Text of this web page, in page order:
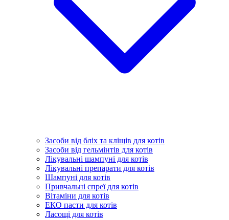
Засоби від бліх та кліщів для котів
Засоби від гельмінтів для котів
Лікувальні шампуні для котів
Лікувальні препарати для котів
Шампуні для котів
Привчальні спреї для котів
Вітаміни для котів
ЕКО пасти для котів
Ласощі для котів